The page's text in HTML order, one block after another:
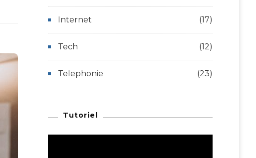
Internet (17)
Tech (12)
Telephonie (23)
Tutoriel